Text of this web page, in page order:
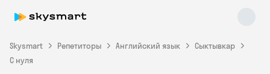
Skysmart Репетиторы Английский язык
Сыктывкар
С нуля